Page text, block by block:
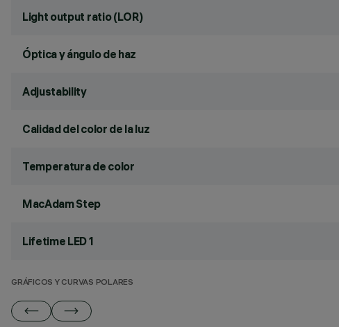
Light output ratio (LOR)
Óptica y ángulo de haz
Adjustability
Calidad del color de la luz
Temperatura de color
MacAdam Step
Lifetime LED 1
GRÁFICOS Y CURVAS POLARES